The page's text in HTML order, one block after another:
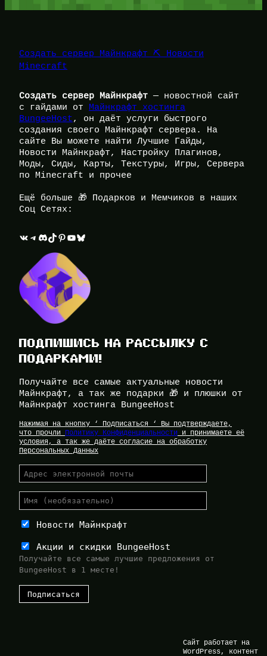
Создать сервер Майнкрафт ⛏️ Новости
Minecraft
Создать сервер Майнкрафт — новостной сайт
с гайдами от Майнкрафт хостинга
BungeeHost, он даёт услуги быстрого
создания своего Майнкрафт сервера. На
сайте Вы можете найти Лучшие Гайды,
Новости Майнкрафт, Настройку Плагинов,
Моды, Сиды, Карты, Текстуры, Игры, Сервера
по Minecraft и прочее
Ещё больше 🎁 Подарков и Мемчиков в наших
Соц Сетях:
ВКонтакте Telegram Discord TikTok Pinterest YouTube Bluesky
ПОДПИШИСЬ НА РАССЫЛКУ С
ПОДАРКАМИ!
Получайте все самые актуальные новости
Майнкрафт, а так же подарки 🎁 и плюшки от
Майнкрафт хостинга BungeeHost
Нажимая на кнопку ‘ Подписаться ‘ Вы подтверждаете,
что прочли Политику Конфиденциальности и принимаете её
условия, а так же даёте согласие на обработку
Персональных Данных
Новости Майнкрафт
Акции и скидки BungeeHost
Получайте все самые лучшие предложения от
BungeeHost в 1 месте!
Сайт работает на
WordPress, контент